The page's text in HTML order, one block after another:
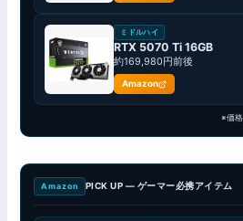
ミドルハイ
RTX 5070 Ti 16GB
約169,980円前後
Amazon
※価
Amazon PICK UP — ゲーマー必携アイテム